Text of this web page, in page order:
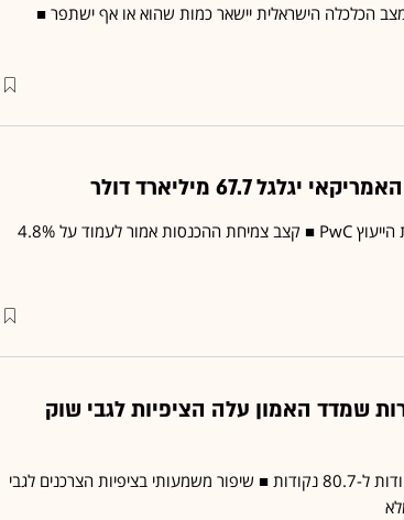
שמצב הכלכלה הישראלית יישאר כמות שהוא או אף ישתפר ■
כך עולה ממחקר מקיף שערכה חברת הייעוץ PwC ■ קצב צמיחת ההכנסות אמור לעמוד על 4.8%
שמדד האמון עלה הציפיות לגבי שוק
מדד האמון עלה באוקטובר ב-5.3 נקודות ל-80.7 נקודות ■ שיפור משמעותי בציפיות הצרכנים לגבי